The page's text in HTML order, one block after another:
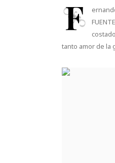
F
tanto amor de la